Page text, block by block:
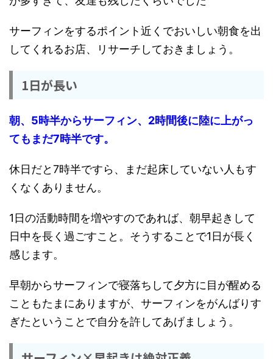
サーフィンをするポイント近くでおいしい朝食を出
してくれるお店、リサーチしておきましょう。
1日が長い
朝、5時半からサーフィン、2時間後に陸に上がっ
てもまだ7時半です。
休日だと7時半ですら、まだ起床していない人もす
くなくありません。
1日の活動時間を増やすのであれば、朝早起きして
日中を長く過ごすこと。そうすることで1日が長く
感じます。
早朝からサーフィンで寝落ちして夕方に目が醒める
こともたまにありますが、サーフィンをがんばりす
ぎたということで自分を許してあげましょう。